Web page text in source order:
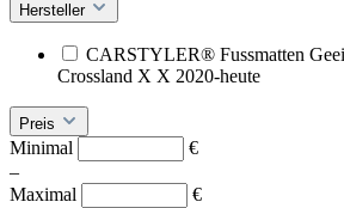
Hersteller
CARSTYLER® Fussmatten
Crossland X X 2020-heute
Preis
Minimal
€
–
Maximal
€